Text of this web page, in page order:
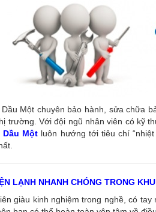
Một chuyên bảo hành, sửa chữa
trường. Với đội ngũ nhân viên có kỹ
Một luôn hướng tới tiêu chí
LẠNH NHANH CHÓNG TRONG
giàu kinh nghiệm trong nghề, có